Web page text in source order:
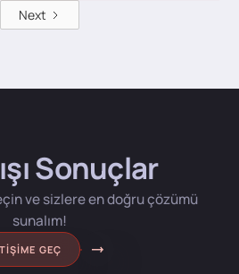
Next
Sonuçlar
ve sizlere en doğru çözümü
sunalım!
GEÇ